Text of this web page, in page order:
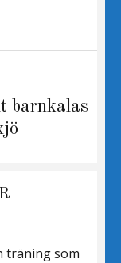
barnkalas
träning som